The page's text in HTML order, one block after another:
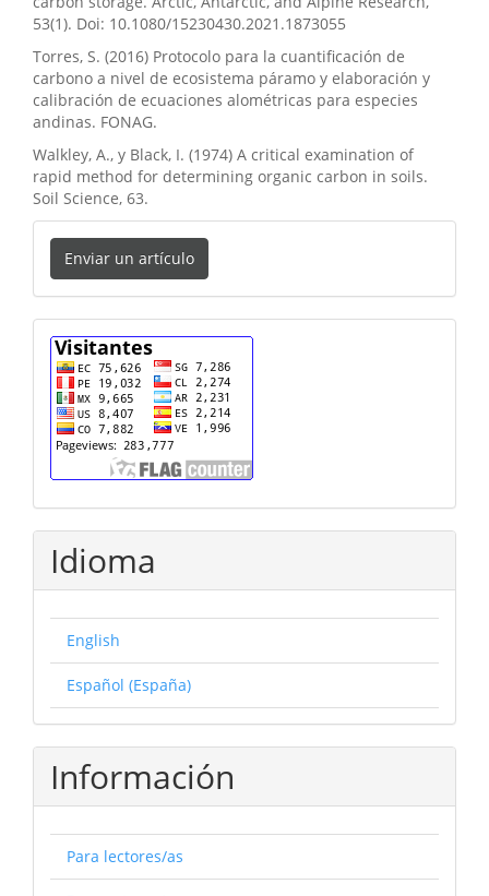
53(1). Doi: 10.1080/15230430.2021.1873055
Torres, S. (2016) Protocolo para la cuantificación de
carbono a nivel de ecosistema páramo y elaboración y
calibración de ecuaciones alométricas para especies
andinas. FONAG.
Walkley, A., y Black, I. (1974) A critical examination of
rapid method for determining organic carbon in soils.
Soil Science, 63.
Enviar
un
artículo
Enviar un artículo
cuenta
Idioma
English
Español (España)
Información
Para lectores/as